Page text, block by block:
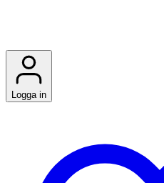
Logga in